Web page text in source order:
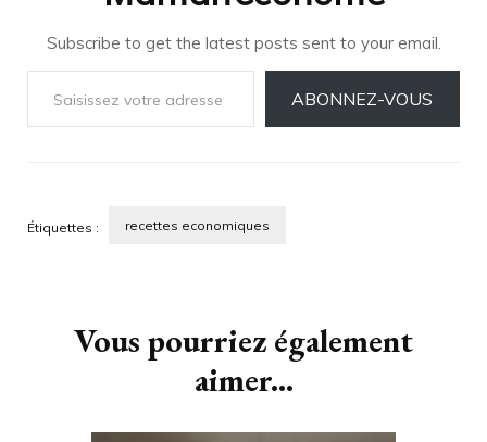
Subscribe to get the latest posts sent to your email.
Saisissez votre adresse e-mail…
ABONNEZ-VOUS
Étiquettes : recettes economiques
Vous pourriez également
aimer...